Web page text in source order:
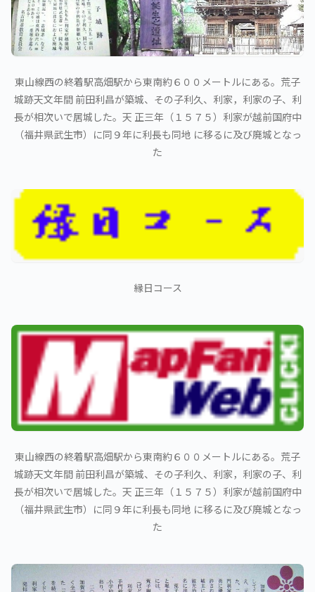
東山線西の終着駅高畑駅から東南約６００メートルにある。荒子
城跡天文年間 前田利昌が築城、その子利久、利家，利家の子、利
長が相次いで居城した。天 正三年（１５７５）利家が越前国府中
（福井県武生市）に同９年に利長も同地 に移るに及び廃城となっ
た
縁日コース
東山線西の終着駅高畑駅から東南約６００メートルにある。荒子
城跡天文年間 前田利昌が築城、その子利久、利家，利家の子、利
長が相次いで居城した。天 正三年（１５７５）利家が越前国府中
（福井県武生市）に同９年に利長も同地 に移るに及び廃城となっ
た